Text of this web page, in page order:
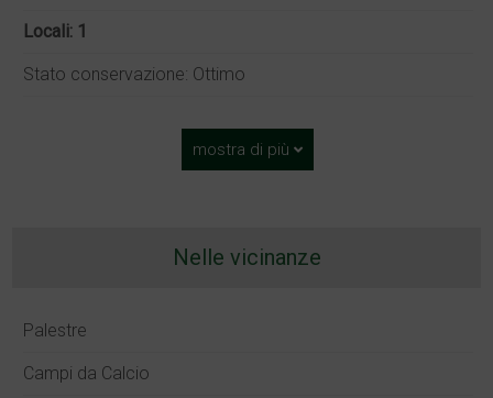
Locali: 1
Stato conservazione: Ottimo
mostra di più
Nelle vicinanze
Palestre
Campi da Calcio